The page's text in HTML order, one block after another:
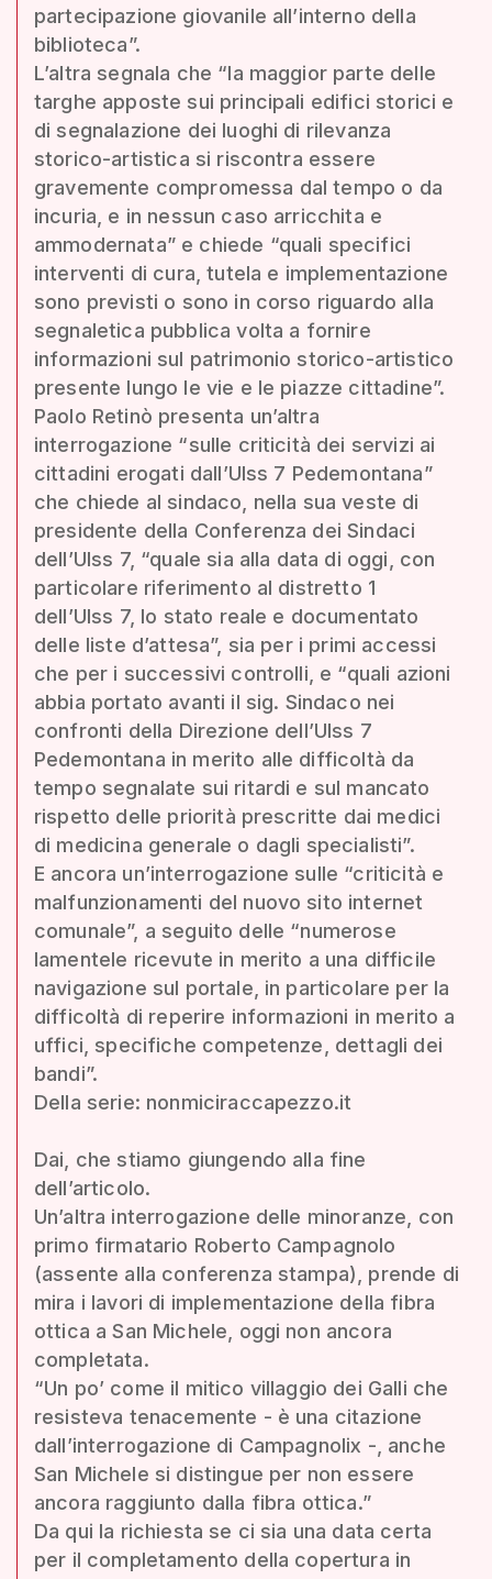
partecipazione giovanile all’interno della
biblioteca”.
L’altra segnala che “la maggior parte delle
targhe apposte sui principali edifici storici e
di segnalazione dei luoghi di rilevanza
storico-artistica si riscontra essere
gravemente compromessa dal tempo o da
incuria, e in nessun caso arricchita e
ammodernata” e chiede “quali specifici
interventi di cura, tutela e implementazione
sono previsti o sono in corso riguardo alla
segnaletica pubblica volta a fornire
informazioni sul patrimonio storico-artistico
presente lungo le vie e le piazze cittadine”.
Paolo Retinò presenta un’altra
interrogazione “sulle criticità dei servizi ai
cittadini erogati dall’Ulss 7 Pedemontana”
che chiede al sindaco, nella sua veste di
presidente della Conferenza dei Sindaci
dell’Ulss 7, “quale sia alla data di oggi, con
particolare riferimento al distretto 1
dell’Ulss 7, lo stato reale e documentato
delle liste d’attesa”, sia per i primi accessi
che per i successivi controlli, e “quali azioni
abbia portato avanti il sig. Sindaco nei
confronti della Direzione dell’Ulss 7
Pedemontana in merito alle difficoltà da
tempo segnalate sui ritardi e sul mancato
rispetto delle priorità prescritte dai medici
di medicina generale o dagli specialisti”.
E ancora un’interrogazione sulle “criticità e
malfunzionamenti del nuovo sito internet
comunale”, a seguito delle “numerose
lamentele ricevute in merito a una difficile
navigazione sul portale, in particolare per la
difficoltà di reperire informazioni in merito a
uffici, specifiche competenze, dettagli dei
bandi”.
Della serie: nonmiciraccapezzo.it
Dai, che stiamo giungendo alla fine
dell’articolo.
Un’altra interrogazione delle minoranze, con
primo firmatario Roberto Campagnolo
(assente alla conferenza stampa), prende di
mira i lavori di implementazione della fibra
ottica a San Michele, oggi non ancora
completata.
“Un po’ come il mitico villaggio dei Galli che
resisteva tenacemente - è una citazione
dall’interrogazione di Campagnolix -, anche
San Michele si distingue per non essere
ancora raggiunto dalla fibra ottica.”
Da qui la richiesta se ci sia una data certa
per il completamento della copertura in